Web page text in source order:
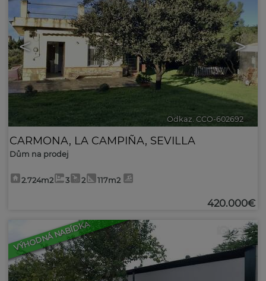
< >
Odkaz. CCO-602692 🔗
CARMONA, LA CAMPIÑA, SEVILLA
Dům na prodej
2.724m2 3 2 117m2
420.000€
VÝHODNÁ NABÍDKA 23